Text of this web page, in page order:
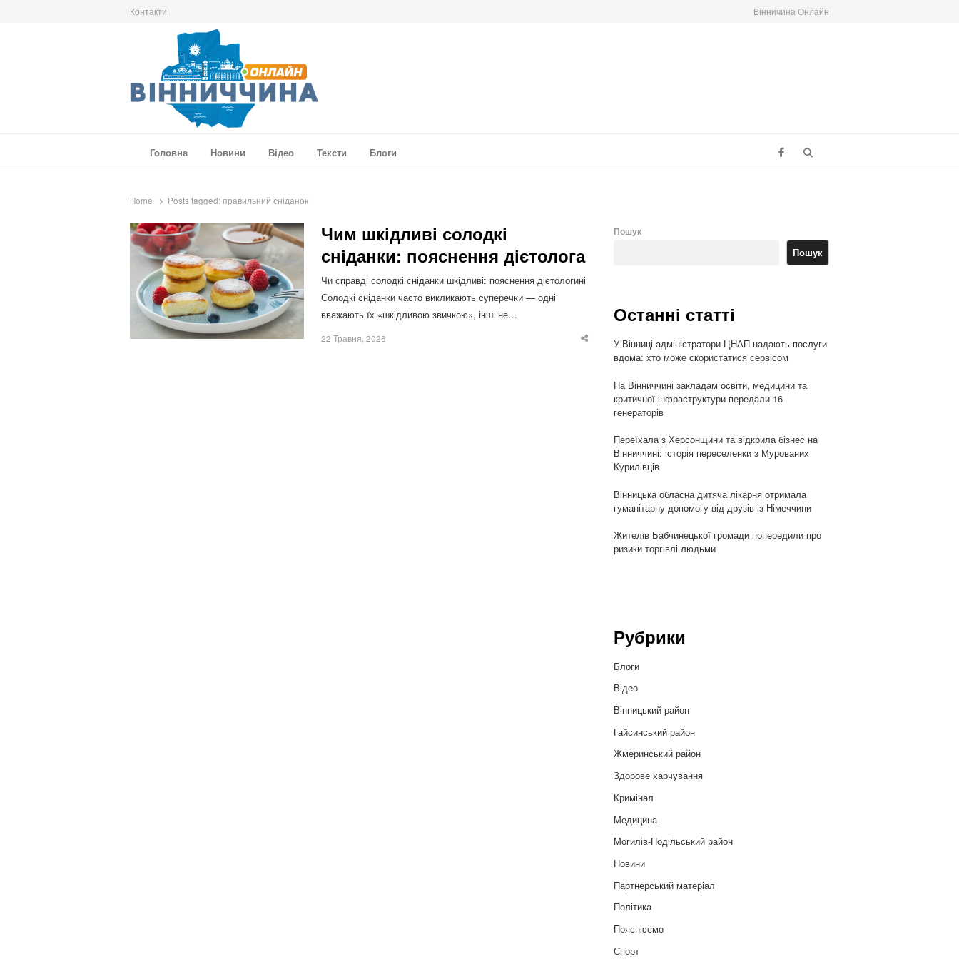
Контакти Вінничина Онлайн
Головна
Новини Відео Тексти Блоги
Home Posts tagged: правильний сніданок
Чим шкідливі солодкі
сніданки: пояснення дієтолога
Чи справді солодкі сніданки шкідливі: пояснення дієтологині
Солодкі сніданки часто викликають суперечки — одні
вважають їх «шкідливою звичкою», інші не…
22 Травня, 2026
Share
Пошук
Пошук
Останні статті
У Вінниці адміністратори ЦНАП надають послуги
вдома: хто може скористатися сервісом
На Вінниччині закладам освіти, медицини та
критичної інфраструктури передали 16
генераторів
Переїхала з Херсонщини та відкрила бізнес на
Вінниччині: історія переселенки з Мурованих
Курилівців
Вінницька обласна дитяча лікарня отримала
гуманітарну допомогу від друзів із Німеччини
Жителів Бабчинецької громади попередили про
ризики торгівлі людьми
Рубрики
Блоги
Відео
Вінницький район
Гайсинський район
Жмеринський район
Здорове харчування
Кримінал
Медицина
Могилів-Подільський район
Новини
Партнерський матеріал
Політика
Пояснюємо
Спорт